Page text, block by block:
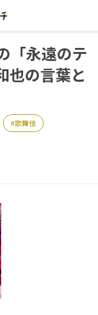
「永遠のテ
也の言葉と
歌舞伎